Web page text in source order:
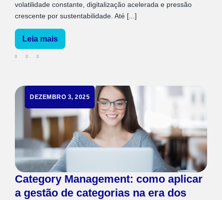
volatilidade constante, digitalização acelerada e pressão
crescente por sustentabilidade. Até [...]
Leia mais
DEZEMBRO 3, 2025
Category Management: como aplicar
a gestão de categorias na era dos